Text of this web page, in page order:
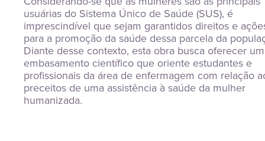
usuárias do Sistema Único de Saúde (SUS), é
imprescindível que sejam garantidos direitos e
para a promoção da saúde dessa parcela da
Diante desse contexto, esta obra busca oferecer um
embasamento científico que oriente estudantes e
profissionais da área de enfermagem com relação
preceitos de uma assistência à saúde da mulher
humanizada.